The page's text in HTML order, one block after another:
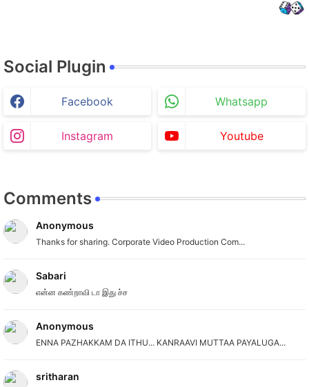
Social Plugin
Facebook Whatsapp
Instagram Youtube
Comments
Anonymous
Thanks for sharing. Corporate Video Production Com...
Sabari
என்ன கண்றாவி டா இது ச்ச
Anonymous
ENNA PAZHAKKAM DA ITHU... KANRAAVI MUTTAA PAYALUGA...
sritharan